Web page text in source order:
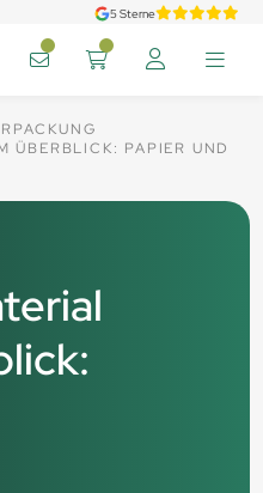
5 Sterne
ÜBERBLICK: PAPIER UND